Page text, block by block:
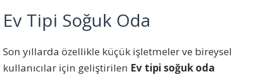
Ev Tipi Soğuk Oda
Son yıllarda özellikle küçük işletmeler ve bireysel
kullanıcılar için geliştirilen Ev tipi soğuk oda